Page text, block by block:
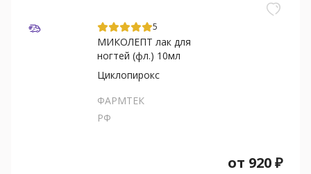
5
МИКОЛЕПТ лак для
ногтей (фл.) 10мл
Циклопирокс
ФАРМТЕК
РФ
от 920₽